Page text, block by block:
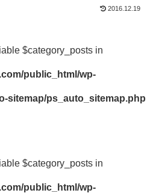
2016.12.19
$category_posts in
public_html/wp-
sitemap/ps_auto_sitemap.php
$category_posts in
public_html/wp-